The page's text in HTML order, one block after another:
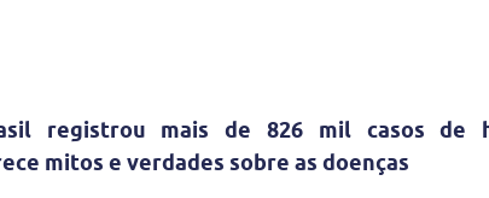
registrou mais de 826 mil casos de
mitos e verdades sobre as doenças